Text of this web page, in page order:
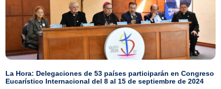
La Hora: Delegaciones de 53 países participarán en Congreso
Eucarístico Internacional del 8 al 15 de septiembre de 2024